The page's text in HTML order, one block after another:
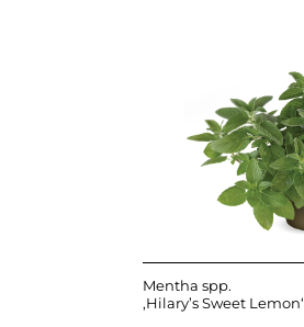
Mentha spp.
‚Hilary’s Sweet Lemon‘